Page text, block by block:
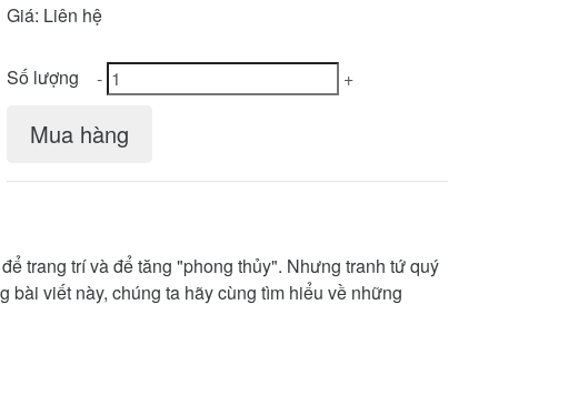
Giá: Liên hệ
Số lượng - +
Mua hàng
trang trí và để tăng "phong thủy". Nhưng tranh tứ quý
bài viết này, chúng ta hãy cùng tìm hiểu về những